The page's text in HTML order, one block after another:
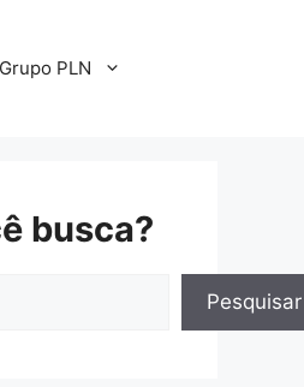
Grupo PLN
busca?
Pesquisar